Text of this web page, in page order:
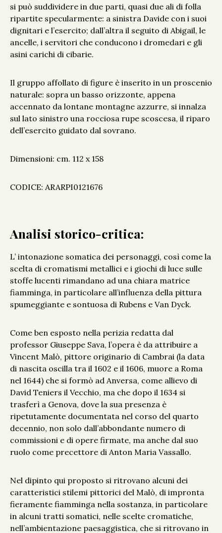
si può suddividere in due parti, quasi due ali di folla
ripartite specularmente: a sinistra Davide con i suoi
dignitari e l’esercito; dall’altra il seguito di Abigail, le
ancelle, i servitori che conducono i dromedari e gli
asini carichi di cibarie.
Il gruppo affollato di figure è inserito in un proscenio
naturale: sopra un basso orizzonte, appena
accennato da lontane montagne azzurre, si innalza
sul lato sinistro una rocciosa rupe scoscesa, il riparo
dell’esercito guidato dal sovrano.
Dimensioni: cm. 112 x 158
CODICE: ARARPI0121676
Analisi storico-critica:
L’ intonazione somatica dei personaggi, così come la
scelta di cromatismi metallici e i giochi di luce sulle
stoffe lucenti rimandano ad una chiara matrice
fiamminga, in particolare all’influenza della pittura
spumeggiante e sontuosa di Rubens e Van Dyck.
Come ben esposto nella perizia redatta dal
professor Giuseppe Sava, l’opera è da attribuire a
Vincent Malò, pittore originario di Cambrai (la data
di nascita oscilla tra il 1602 e il 1606, muore a Roma
nel 1644) che si formò ad Anversa, come allievo di
David Teniers il Vecchio, ma che dopo il 1634 si
trasferì a Genova, dove la sua presenza è
ripetutamente documentata nel corso del quarto
decennio, non solo dall’abbondante numero di
commissioni e di opere firmate, ma anche dal suo
ruolo come precettore di Anton Maria Vassallo.
Nel dipinto qui proposto si ritrovano alcuni dei
caratteristici stilemi pittorici del Malò, di impronta
fieramente fiamminga nella sostanza, in particolare
in alcuni tratti somatici, nelle scelte cromatiche,
nell’ambientazione paesaggistica, che si ritrovano in